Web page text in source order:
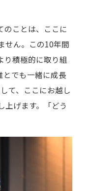
のことは、ここに
せん。この10年間
り積極的に取り組
とでも一緒に成長
て、ここにお越し
上げます。「どう